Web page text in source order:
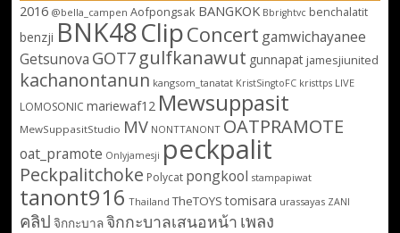
2016 @bella_campen Aofpongsak BANGKOK Bbrightvc benchalatit
benzji BNK48ClipConcert gamwichayanee
Getsunova GOT7 gulfkanawut gunnapat jamesjiunited
kachanontanun kangsom_tanatat KristSingtoFC kristtps LIVE
LOMOSONIC mariewaf12 Mewsuppasit
MewSuppasitStudio MV NONTTANONT OATPRAMOTE
oat_pramote Onlyjamesji peckpalit
Peckpalitchoke Polycat pongkool stampapiwat
tanont916 Thailand TheTOYS tomisara urassayas ZANI
คลิป จิกกะบาลจิกกะบาลเสนอหน้า เพลง